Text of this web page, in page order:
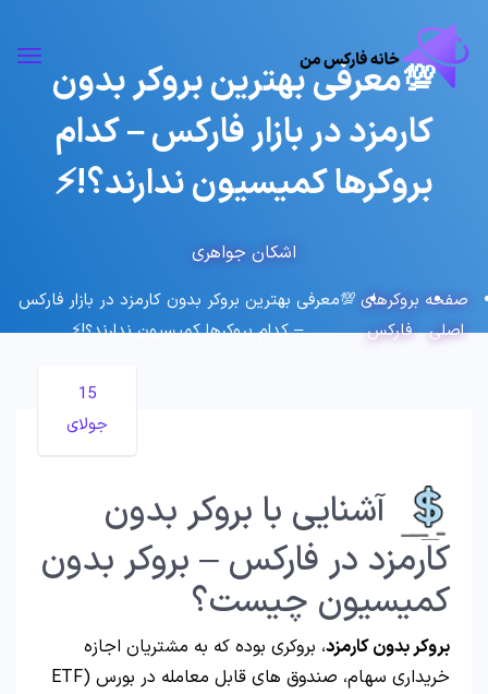
💯معرفی بهترین بروکر بدون
کارمزد در بازار فارکس – کدام
بروکرها کمیسیون ندارند؟!⚡️
اشکان جواهری
صفحه
اصلی
بروکرهای
فارکس
💯معرفی بهترین بروکر بدون کارمزد در بازار فارکس
– کدام بروکرها کمیسیون ندارند؟!⚡️
15
جولای
آشنایی با بروکر بدون
کارمزد در فارکس – بروکر بدون
کمیسیون چیست؟
بروکر بدون کارمزد، بروکری بوده که به مشتریان اجازه
خریداری سهام، صندوق های قابل معامله در بورس (ETF